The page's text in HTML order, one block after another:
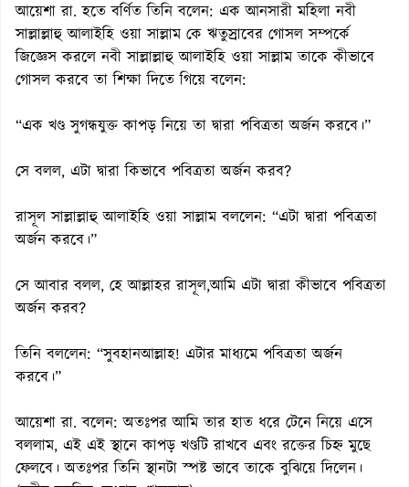
আয়েশা রা. হতে বর্ণিত তিনি বলেন: এক আনসারী মহিলা নবী
সাল্লাল্লাহু আলাইহি ওয়া সাল্লাম কে ঋতুস্রাবের গোসল সম্পর্কে
জিজ্ঞেস করলে নবী সাল্লাল্লাহু আলাইহি ওয়া সাল্লাম তাকে কীভাবে
গোসল করবে তা শিক্ষা দিতে গিয়ে বলেন:
“এক খণ্ড সুগন্ধযুক্ত কাপড় নিয়ে তা দ্বারা পবিত্রতা অর্জন করবে।”
সে বলল, এটা দ্বারা কিভাবে পবিত্রতা অর্জন করব?
রাসূল সাল্লাল্লাহু আলাইহি ওয়া সাল্লাম বললেন: “এটা দ্বারা পবিত্রতা
অর্জন করবে।”
সে আবার বলল, হে আল্লাহর রাসূল,আমি এটা দ্বারা কীভাবে পবিত্রতা
অর্জন করব?
তিনি বললেন: “সুবহানআল্লাহ! এটার মাধ্যমে পবিত্রতা অর্জন
করবে।”
আয়েশা রা. বলেন: অতঃপর আমি তার হাত ধরে টেনে নিয়ে এসে
বললাম, এই এই স্থানে কাপড় খণ্ডটি রাখবে এবং রক্তের চিহ্ন মুছে
ফেলবে। অতঃপর তিনি স্থানটা স্পষ্ট ভাবে তাকে বুঝিয়ে দিলেন।